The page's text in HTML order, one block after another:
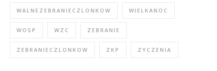
WALNEZEBRANIECZLONKOW WIELKANOC
WOSP WZC ZEBRANIE
ZEBRANIECZLONKOW ZKP ZYCZENIA